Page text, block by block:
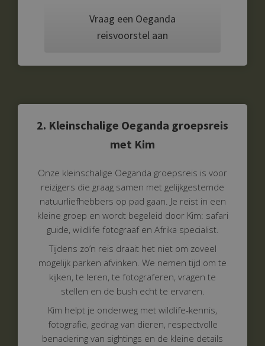
Vraag een Oeganda
reisvoorstel aan
2. Kleinschalige Oeganda groepsreis
met Kim
Onze kleinschalige Oeganda groepsreis is voor
reizigers die graag samen met gelijkgestemde
natuurliefhebbers op pad gaan. Je reist in een
kleine groep en wordt begeleid door Kim: safari
guide, wildlife fotograaf en Afrika specialist.
Tijdens zo’n reis draait het niet om zoveel
mogelijk parken afvinken. We nemen tijd om te
kijken, te leren, te fotograferen, vragen te
stellen en de bush echt te ervaren.
Kim helpt je onderweg met wildlife-kennis,
fotografie, gedrag van dieren, respectvolle
benadering van sightings en de kleine details